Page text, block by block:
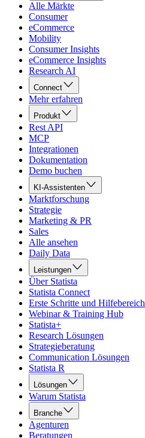
Alle Märkte
Consumer
eCommerce
Mobility
Consumer Insights
eCommerce Insights
Research AI
Connect
Mehr erfahren
Produkt
Rest API
MCP
Integrationen
Dokumentation
Demo buchen
KI-Assistenten
Marktforschung
Strategie
Marketing & PR
Sales
Alle ansehen
Daily Data
Leistungen
Über Statista
Statista Connect
Erste Schritte und Hilfebereich
Webinar & Training Hub
Statista+
Research Lösungen
Strategieberatung
Communication Lösungen
Statista R
Lösungen
Warum Statista
Branche
Agenturen
Beratungen